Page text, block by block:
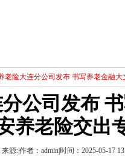
老险大连分公司发布 书写养老金融
公司发布
养老险交出
来源:|作者：admin|时间：2025-05-17